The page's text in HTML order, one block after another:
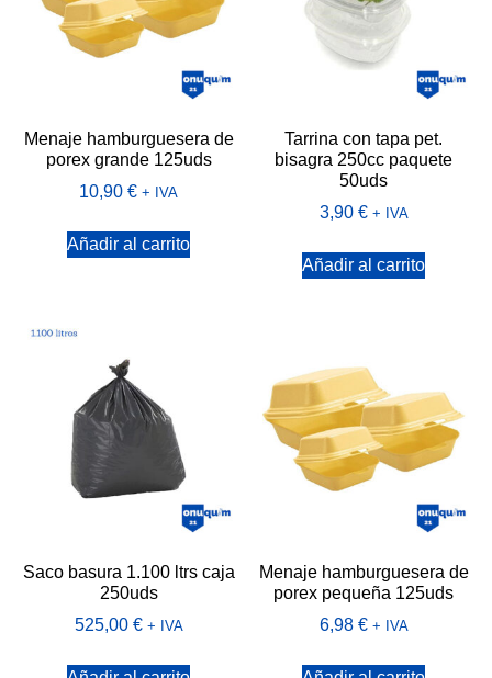
Menaje hamburguesera de
porex grande 125uds
10,90 € + IVA
Añadir al carrito
Tarrina con tapa pet.
bisagra 250cc paquete
50uds
3,90 € + IVA
Añadir al carrito
Saco basura 1.100 ltrs caja
250uds
525,00 € + IVA
Menaje hamburguesera de
porex pequeña 125uds
6,98 € + IVA